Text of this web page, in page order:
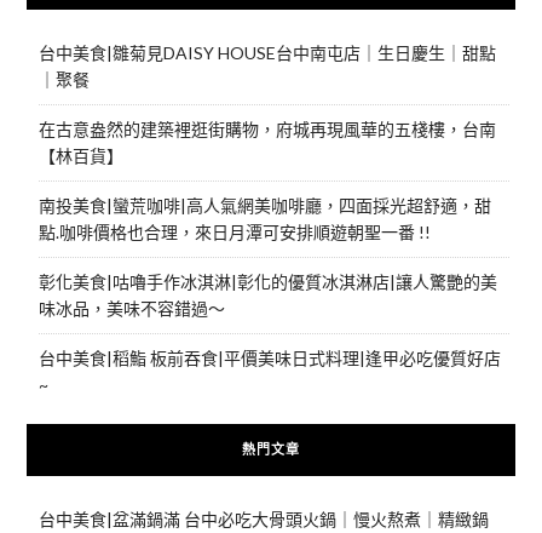
台中美食|雛菊見DAISY HOUSE台中南屯店｜生日慶生｜甜點
｜聚餐
在古意盎然的建築裡逛街購物，府城再現風華的五棧樓，台南
【林百貨】
南投美食|蠻荒咖啡|高人氣網美咖啡廳，四面採光超舒適，甜
點.咖啡價格也合理，來日月潭可安排順遊朝聖一番 !!
彰化美食|咕嚕手作冰淇淋|彰化的優質冰淇淋店|讓人驚艷的美
味冰品，美味不容錯過～
台中美食|稻鮨 板前吞食|平價美味日式料理|逢甲必吃優質好店
~
熱門文章
台中美食|盆滿鍋滿 台中必吃大骨頭火鍋｜慢火熬煮｜精緻鍋